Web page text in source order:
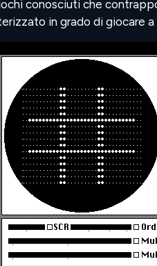
conosciuti che
in grado di giocare